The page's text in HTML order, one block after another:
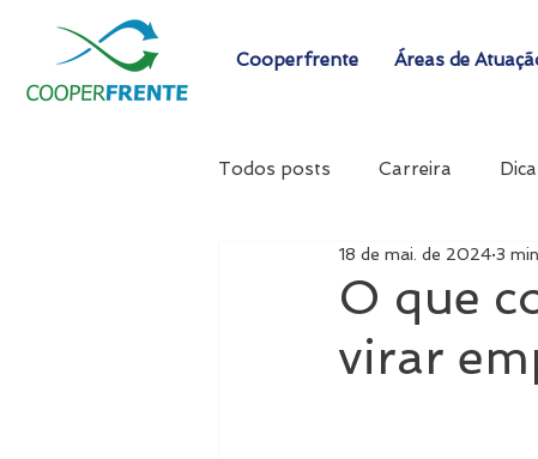
Cooperfrente Áreas de
Todos posts Carreira
O que
virar
18 de mai. de 2024 3